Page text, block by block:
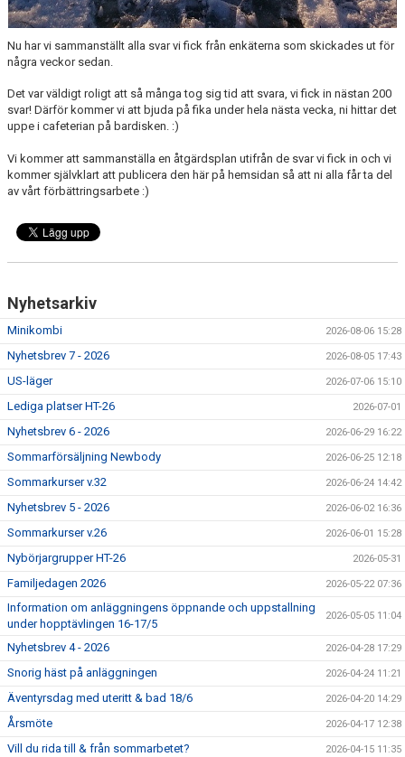
Nu har vi sammanställt alla svar vi fick från enkäterna som skickades ut för
några veckor sedan.
Det var väldigt roligt att så många tog sig tid att svara, vi fick in nästan 200
svar! Därför kommer vi att bjuda på fika under hela nästa vecka, ni hittar det
uppe i cafeterian på bardisken. :)
Vi kommer att sammanställa en åtgärdsplan utifrån de svar vi fick in och vi
kommer självklart att publicera den här på hemsidan så att ni alla får ta del
av vårt förbättringsarbete :)
Nyhetsarkiv
Minikombi 2026-08-06 15:28
Nyhetsbrev 7 - 2026 2026-08-05 17:43
US-läger 2026-07-06 15:10
Lediga platser HT-26 2026-07-01
Nyhetsbrev 6 - 2026 2026-06-29 16:22
Sommarförsäljning Newbody 2026-06-25 12:18
Sommarkurser v.32 2026-06-24 14:42
Nyhetsbrev 5 - 2026 2026-06-02 16:36
Sommarkurser v.26 2026-06-01 15:28
Nybörjargrupper HT-26 2026-05-31
Familjedagen 2026 2026-05-22 07:36
Information om anläggningens öppnande och uppstallning
under hopptävlingen 16-17/5
2026-05-05 11:04
Nyhetsbrev 4 - 2026 2026-04-28 17:29
Snorig häst på anläggningen 2026-04-24 11:21
Äventyrsdag med uteritt & bad 18/6 2026-04-20 14:29
Årsmöte 2026-04-17 12:38
Vill du rida till & från sommarbetet? 2026-04-15 11:35